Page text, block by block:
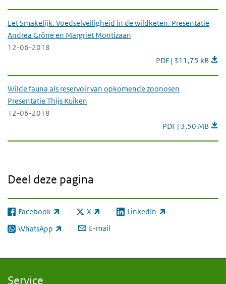
Eet Smakelijk. Voedselveiligheid in de wildketen. Presentatie
Andrea Gröne en Margriet Montizaan
12-06-2018
Eet Smakelijk.
PDF | 311,75 kB
Wilde fauna als reservoir van opkomende zoonosen
Presentatie Thijs Kuiken
12-06-2018
Wilde fauna als
PDF | 3,50 MB
Deel deze pagina
Facebook
(externe link) X
(externe link) LinkedIn
(externe link)
WhatsApp
(externe link) E-mail
Service